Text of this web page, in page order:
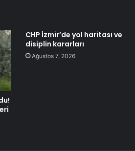
CHP İzmir’de yol haritası ve
disiplin kararları
Ağustos 7, 2026